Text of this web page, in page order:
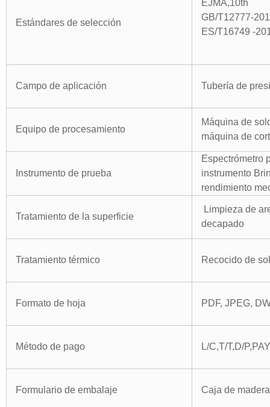
Estándares de selección
EJMA,10th
GB/T12777-
ES/T16749 -
Campo de aplicación Tubería de
Equipo de procesamiento
Máquina de
máquina de
Instrumento de prueba
Espectrómetro
instrumento
rendimiento
Tratamiento de la superficie
Limpieza de
decapado
Tratamiento térmico Recocido de
Formato de hoja PDF, JPEG,
Método de pago L/C,T/T,D/
Formulario de embalaje Caja de